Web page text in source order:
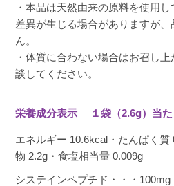
・本品は天然由来の原料を使用
差異が生じる場合がありますが
ん。
・体質に合わない場合はお召し
談してください。
栄養成分表示 １袋（2.6g）当た
エネルギー 10.6kcal・たんぱく質
物 2.2g・食塩相当量 0.009g
システインペプチド・・・100mg